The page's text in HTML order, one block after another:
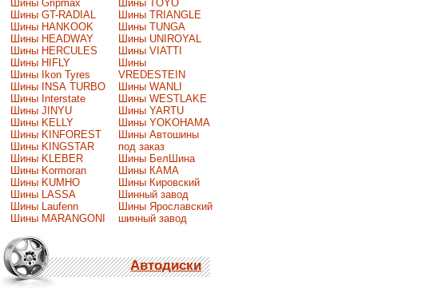
Шины Gripmax
Шины GT-RADIAL
Шины HANKOOK
Шины HEADWAY
Шины HERCULES
Шины HIFLY
Шины Ikon Tyres
Шины INSA TURBO
Шины Interstate
Шины JINYU
Шины KELLY
Шины KINFOREST
Шины KINGSTAR
Шины KLEBER
Шины Kormoran
Шины KUMHO
Шины LASSA
Шины Laufenn
Шины MARANGONI
Шины TOYO
Шины TRIANGLE
Шины TUNGA
Шины UNIROYAL
Шины VIATTI
Шины
VREDESTEIN
Шины WANLI
Шины WESTLAKE
Шины YARTU
Шины YOKOHAMA
Шины Автошины
под заказ
Шины БелШина
Шины КАМА
Шины Кировский
Шинный завод
Шины Ярославский
шинный завод
Автодиски